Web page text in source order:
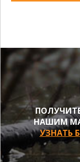
ПОЛУЧИТЕ
НАШИМ
УЗНАТЬ